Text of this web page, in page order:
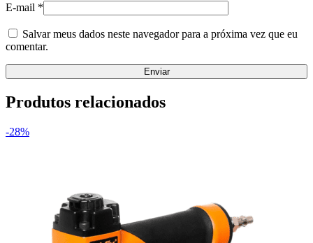
E-mail *
Salvar meus dados neste navegador para a próxima vez que eu
comentar.
Produtos relacionados
-28%